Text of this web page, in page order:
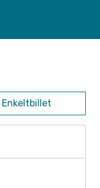
Enkeltbillet